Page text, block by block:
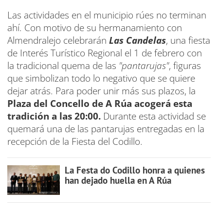
Las actividades en el municipio rúes no terminan
ahí. Con motivo de su hermanamiento con
Almendralejo celebrarán Las Candelas, una fiesta
de Interés Turístico Regional el 1 de febrero con
la tradicional quema de las "pantarujas", figuras
que simbolizan todo lo negativo que se quiere
dejar atrás. Para poder unir más sus plazos, la
Plaza del Concello de A Rúa acogerá esta
tradición a las 20:00. Durante esta actividad se
quemará una de las pantarujas entregadas en la
recepción de la Fiesta del Codillo.
La Festa do Codillo honra a quienes
han dejado huella en A Rúa